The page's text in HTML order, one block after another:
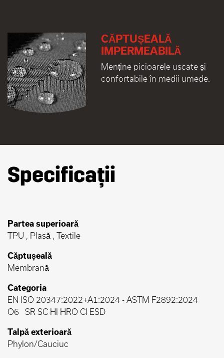
CĂPTUȘEALĂ
IMPERMEABILĂ
Menține picioarele uscate și
confortabile în medii umede.
Specificații
Partea superioară
TPU , Plasă , Textile
Căptușeală
Membrană
Categoria
EN ISO 20347:2022+A1:2024 - ASTM F2892:2024
O6
SR SC HI HRO CI ESD
Talpă exterioară
Phylon/Cauciuc